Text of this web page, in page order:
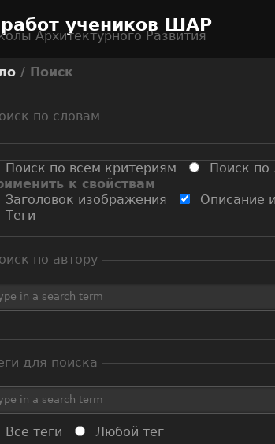
учеников ШАР
Архитектурного Развития
/ Поиск
по словам
Поиск по всем критериям
Поиск по
к свойствам
Заголовок изображения
Описание
Теги
по автору
для поиска
Все теги Любой тег